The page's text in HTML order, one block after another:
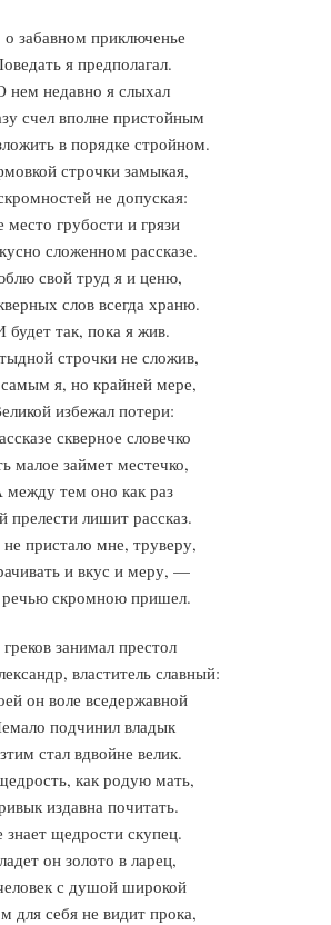
забавном приключенье
я предполагал.
нем недавно я слыхал
счел вполне пристойным
в порядке стройном.
строчки замыкая,
не допуская:
место грубости и грязи
сложенном рассказе.
свой труд я и ценю,
слов всегда храню.
будет так, пока я жив.
строчки не сложив,
я, но крайней мере,
избежал потери:
скверное словечко
малое займет местечко,
между тем оно как раз
прелести лишит рассказ.
пристало мне, труверу,
и вкус и меру, —
скромною пришел.
занимал престол
властитель славный:
он воле вседержавной
подчинил владык
стал вдвойне велик.
как родую мать,
издавна почитать.
знает щедрости скупец.
он золото в ларец,
с душой широкой
для себя не видит прока,